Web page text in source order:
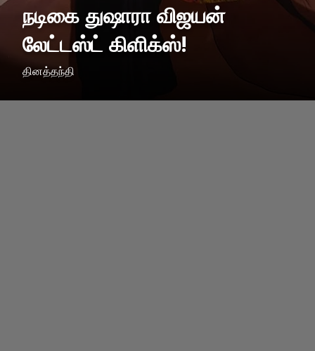
நடிகை துஷாரா விஜயன்
லேட்டஸ்ட் கிளிக்ஸ்!
தினத்தந்தி